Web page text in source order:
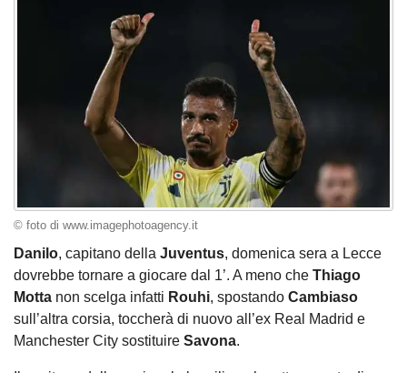
© foto di www.imagephotoagency.it
Danilo, capitano della Juventus, domenica sera a Lecce
dovrebbe tornare a giocare dal 1’. A meno che Thiago
Motta non scelga infatti Rouhi, spostando Cambiaso
sull’altra corsia, toccherà di nuovo all’ex Real Madrid e
Manchester City sostituire Savona.